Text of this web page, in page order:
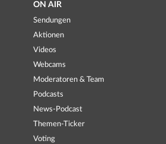
ON AIR
Sendungen
Aktionen
Videos
Webcams
Moderatoren & Team
Podcasts
News-Podcast
Themen-Ticker
Voting